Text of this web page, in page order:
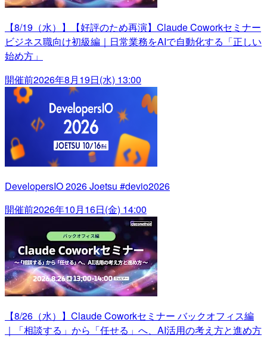
【8/19（水）】【好評のため再演】Claude Coworkセミナー
ビジネス職向け初級編｜日常業務をAIで自動化する「正しい
始め方」
開催前2026年8月19日(水) 13:00
DevelopersIO 2026 Joetsu #devio2026
開催前2026年10月16日(金) 14:00
【8/26（水）】Claude Coworkセミナー バックオフィス編
｜「相談する」から「任せる」へ、AI活用の考え方と進め方